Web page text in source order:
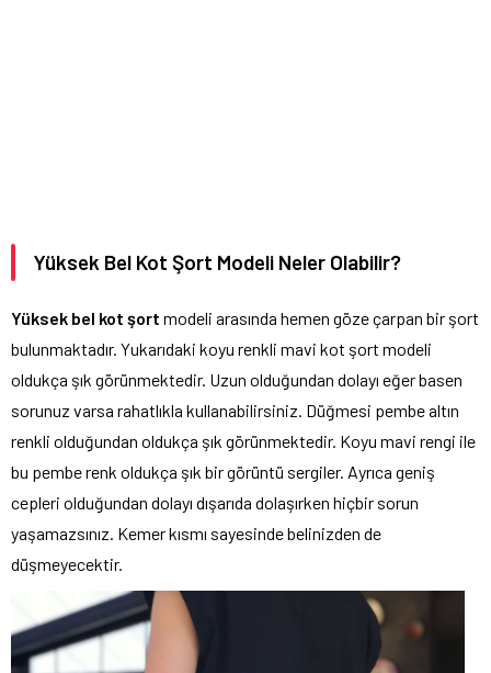
Yüksek Bel Kot Şort Modeli Neler Olabilir?
Yüksek bel kot şort modeli arasında hemen göze çarpan bir şort
bulunmaktadır. Yukarıdaki koyu renkli mavi kot şort modeli
oldukça şık görünmektedir. Uzun olduğundan dolayı eğer basen
sorunuz varsa rahatlıkla kullanabilirsiniz. Düğmesi pembe altın
renkli olduğundan oldukça şık görünmektedir. Koyu mavi rengi ile
bu pembe renk oldukça şık bir görüntü sergiler. Ayrıca geniş
cepleri olduğundan dolayı dışarıda dolaşırken hiçbir sorun
yaşamazsınız. Kemer kısmı sayesinde belinizden de
düşmeyecektir.